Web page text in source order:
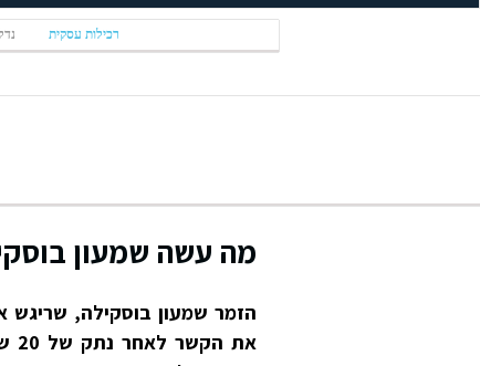
רכילות עסקית
מה עשה שמעון
הזמר שמעון בוסקילה,